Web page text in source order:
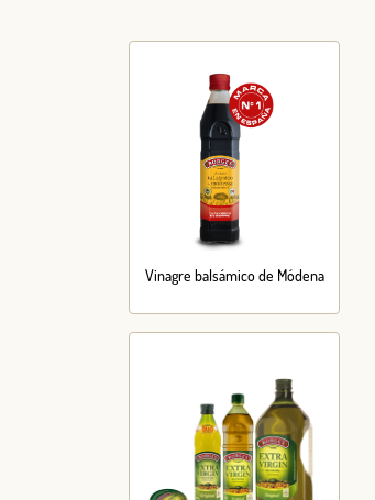
Vinagre balsámico de Módena